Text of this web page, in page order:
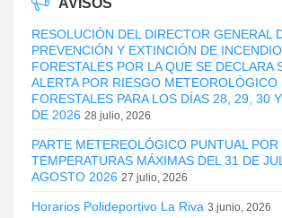
RESOLUCIÓN DEL DIRECTOR GENERAL
PREVENCIÓN Y EXTINCIÓN DE
FORESTALES POR LA QUE SE DECLARA
ALERTA POR RIESGO METEOROLÓGICO
FORESTALES PARA LOS DÍAS 28, 29, 30
DE 2026 28 julio, 2026
PARTE METEREOLÓGICO PUNTUAL POR
TEMPERATURAS MÁXIMAS DEL 31 DE
AGOSTO 2026 27 julio, 2026
Horarios Polideportivo La Riva 3 junio, 2026